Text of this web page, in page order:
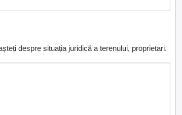
despre situația juridică a terenului, proprietari.